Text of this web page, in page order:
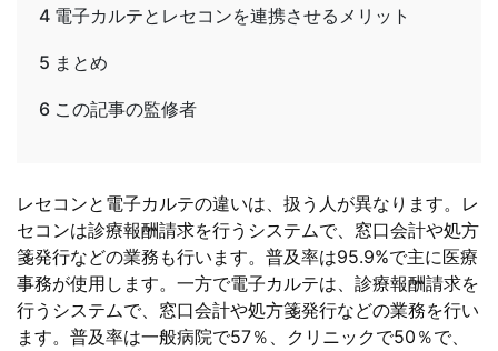
4 電子カルテとレセコンを連携させるメリット
5 まとめ
6 この記事の監修者
レセコンと電子カルテの違いは、扱う人が異なります。レ
セコンは診療報酬請求を行うシステムで、窓口会計や処方
箋発行などの業務も行います。普及率は95.9%で主に医療
事務が使用します。一方で電子カルテは、診療報酬請求を
行うシステムで、窓口会計や処方箋発行などの業務を行い
ます。普及率は一般病院で57％、クリニックで50％で、